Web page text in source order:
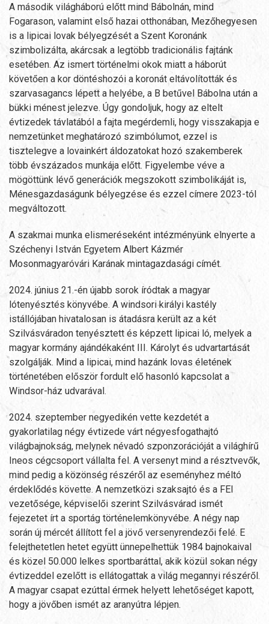
A második világháború előtt mind Bábolnán, mind
Fogarason, valamint első hazai otthonában, Mezőhegyesen
is a lipicai lovak bélyegzését a Szent Koronánk
szimbolizálta, akárcsak a legtöbb tradicionális fajtánk
esetében. Az ismert történelmi okok miatt a háborút
követően a kor döntéshozói a koronát eltávolították és
szarvasagancs lépett a helyébe, a B betűvel Bábolna után a
bükki ménest jelezve. Úgy gondoljuk, hogy az eltelt
évtizedek távlatából a fajta megérdemli, hogy visszakapja e
nemzetünket meghatározó szimbólumot, ezzel is
tisztelegve a lovainkért áldozatokat hozó szakemberek
több évszázados munkája előtt. Figyelembe véve a
mögöttünk lévő generációk megszokott szimbolikáját is,
Ménesgazdaságunk bélyegzése és ezzel címere 2023-tól
megváltozott.
A szakmai munka elismeréseként intézményünk elnyerte a
Széchenyi István Egyetem Albert Kázmér
Mosonmagyaróvári Karának mintagazdasági címét.
2024. június 21.-én újabb sorok íródtak a magyar
lótenyésztés könyvébe. A windsori királyi kastély
istállójában hivatalosan is átadásra került az a két
Szilvásváradon tenyésztett és képzett lipicai ló, melyek a
magyar kormány ajándékaként III. Károlyt és udvartartását
szolgálják. Mind a lipicai, mind hazánk lovas életének
történetében először fordult elő hasonló kapcsolat a
Windsor-ház udvarával.
2024. szeptember negyedikén vette kezdetét a
gyakorlatilag négy évtizede várt négyesfogathajtó
világbajnokság, melynek névadó szponzorációját a világhírű
Ineos cégcsoport vállalta fel. A versenyt mind a résztvevők,
mind pedig a közönség részéről az eseményhez méltó
érdeklődés követte. A nemzetközi szaksajtó és a FEI
vezetősége, képviselői szerint Szilvásvárad ismét
fejezetet írt a sportág történelemkönyvébe. A négy nap
során új mércét állított fel a jövő versenyrendezői felé. E
felejthetetlen hetet együtt ünnepelhettük 1984 bajnokaival
és közel 50.000 lelkes sportbaráttal, akik közül sokan négy
évtizeddel ezelőtt is ellátogattak a világ megannyi részéről.
A magyar csapat ezúttal érmek helyett lehetőséget kapott,
hogy a jövőben ismét az aranyútra lépjen.